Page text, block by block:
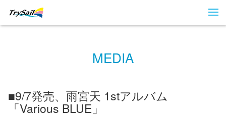
MEDIA
■9/7発売、雨宮天 1stアルバム
「Various BLUE」